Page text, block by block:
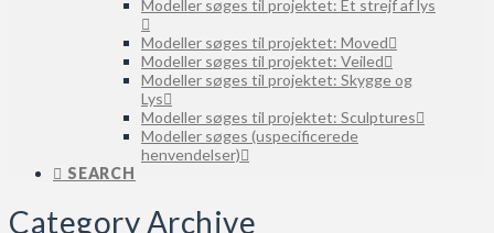
Modeller søges til projektet: Et strejf af lys
Modeller søges til projektet: Moved
Modeller søges til projektet: Veiled
Modeller søges til projektet: Skygge og
Lys
Modeller søges til projektet: Sculptures
Modeller søges (uspecificerede
henvendelser)
SEARCH
Category Archive